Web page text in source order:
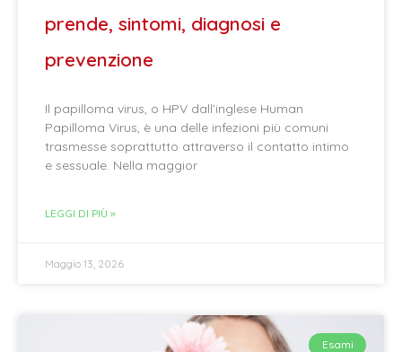
prende, sintomi, diagnosi e
prevenzione
Il papilloma virus, o HPV dall’inglese Human
Papilloma Virus, è una delle infezioni più comuni
trasmesse soprattutto attraverso il contatto intimo
e sessuale. Nella maggior
LEGGI DI PIÙ »
Maggio 13, 2026
Esami